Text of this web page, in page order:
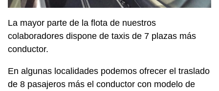
La mayor parte de la flota de nuestros
colaboradores dispone de taxis de 7 plazas más
conductor.
En algunas localidades podemos ofrecer el traslado
de 8 pasajeros más el conductor con modelo de